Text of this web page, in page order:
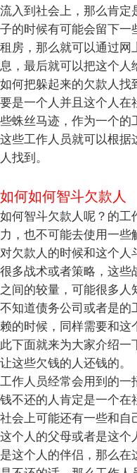
流入到社会上，那么肯定
子的时候有可能会留下一
租房，那么就可以通过网
息，最后就可以把这个人
如何把躲起来的欠款人找
要是一个人并且这个人在
些蛛丝马迹，作为一个的
这些工作人员就可以根据
人找到。
如何如何智斗欠款人
如何智斗欠款人呢？的工
力，也不可能去使用一
对欠款人的时候和这个人
很多战术或者策略，这些
之间的较量，可能很多人
不知道债务公司或者是的
赖的时候，同样需要和这
此下面就来为大家介绍
让这些欠钱的人还钱的。
工作人员经常会用到的一
钱不还的人肯定是一个在
社会上可能还有一些和自
这个人的父母或者是这个
是这个人的伴侣，那么